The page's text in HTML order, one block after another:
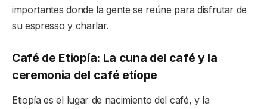
importantes donde la gente se reúne para disfrutar de
su espresso y charlar.
Café de Etiopía: La cuna del café y la
ceremonia del café etíope
Etiopía es el lugar de nacimiento del café, y la